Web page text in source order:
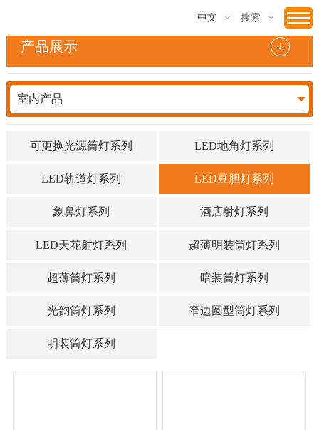
中文 搜索
产品展示
室内产品
可更换光源筒灯系列 LED地角灯系列
LED轨道灯系列 LED豆胆灯系列
象鼻灯系列 酒店射灯系列
LED天花射灯系列 超薄明装筒灯系列
超薄筒灯系列 暗装筒灯系列
光韵筒灯系列 窄边圆型筒灯系列
明装筒灯系列